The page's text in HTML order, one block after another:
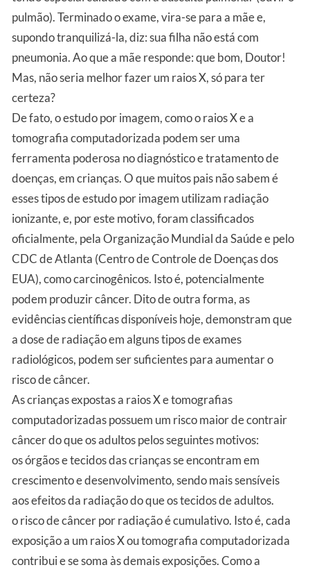
pulmão). Terminado o exame, vira-se para a mãe e,
supondo tranquilizá-la, diz: sua filha não está com
pneumonia. Ao que a mãe responde: que bom, Doutor!
Mas, não seria melhor fazer um raios X, só para ter
certeza?
De fato, o estudo por imagem, como o raios X e a
tomografia computadorizada podem ser uma
ferramenta poderosa no diagnóstico e tratamento de
doenças, em crianças. O que muitos pais não sabem é
esses tipos de estudo por imagem utilizam radiação
ionizante, e, por este motivo, foram classificados
oficialmente, pela Organização Mundial da Saúde e pelo
CDC de Atlanta (Centro de Controle de Doenças dos
EUA), como carcinogênicos. Isto é, potencialmente
podem produzir câncer. Dito de outra forma, as
evidências científicas disponíveis hoje, demonstram que
a dose de radiação em alguns tipos de exames
radiológicos, podem ser suficientes para aumentar o
risco de câncer.
As crianças expostas a raios X e tomografias
computadorizadas possuem um risco maior de contrair
câncer do que os adultos pelos seguintes motivos:
os órgãos e tecidos das crianças se encontram em
crescimento e desenvolvimento, sendo mais sensíveis
aos efeitos da radiação do que os tecidos de adultos.
o risco de câncer por radiação é cumulativo. Isto é, cada
exposição a um raios X ou tomografia computadorizada
contribui e se soma às demais exposições. Como a